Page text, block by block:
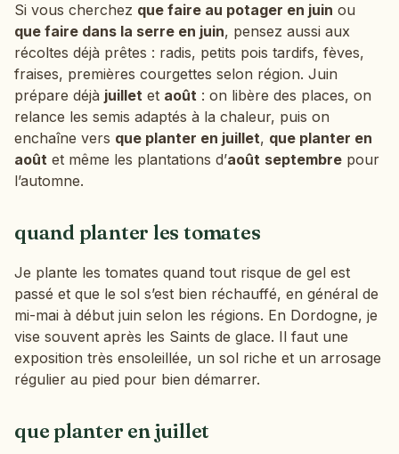
Si vous cherchez que faire au potager en juin ou
que faire dans la serre en juin, pensez aussi aux
récoltes déjà prêtes : radis, petits pois tardifs, fèves,
fraises, premières courgettes selon région. Juin
prépare déjà juillet et août : on libère des places, on
relance les semis adaptés à la chaleur, puis on
enchaîne vers que planter en juillet, que planter en
août et même les plantations d’août septembre pour
l’automne.
quand planter les tomates
Je plante les tomates quand tout risque de gel est
passé et que le sol s’est bien réchauffé, en général de
mi-mai à début juin selon les régions. En Dordogne, je
vise souvent après les Saints de glace. Il faut une
exposition très ensoleillée, un sol riche et un arrosage
régulier au pied pour bien démarrer.
que planter en juillet